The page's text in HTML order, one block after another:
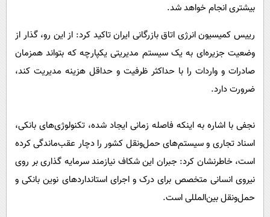
بیشتری انجام خواهد شد.
رییس کمیسیون انرژی اتاق بازرگانی ایران تاکید کرد: از این رو، گذار از
وضعیت جزیره‌ای به یک سیستم مدیریتی یکپارچه که بتواند همزمان
صادرات و واردات را با حداکثر ظرفیت و حداقل هزینه مدیریت کند،
ضرورت دارد.
نجفی با اشاره به اینکه فاصله زمانی ایجاد شده، تکنولوژی‌های بانکی،
اسناد تجاری و سیستم‌های حمل‌ونقل کشور را دچار عقب‌ماندگی کرده
است، خاطرنشان کرد: جبران این شکاف نیازمند سرمایه گذاری بر روی
نیروی انسانی متخصص برای درک و اجرای استانداردهای نوین بانکی و
حمل‌ونقل بین‌المللی است.